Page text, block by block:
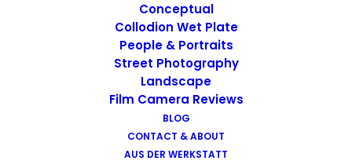
Conceptual
Collodion Wet Plate
People & Portraits
Street Photography
Landscape
Film Camera Reviews
BLOG
CONTACT & ABOUT
AUS DER WERKSTATT
Images tagged "budva"
Images tagged "budva"